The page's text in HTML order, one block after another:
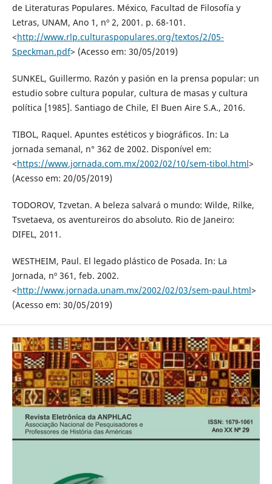
de Literaturas Populares. México, Facultad de Filosofía y
Letras, UNAM, Ano 1, nº 2, 2001. p. 68-101.
<http://www.rlp.culturaspopulares.org/textos/2/05-
Speckman.pdf> (Acesso em: 30/05/2019)
SUNKEL, Guillermo. Razón y pasión en la prensa popular: un
estudio sobre cultura popular, cultura de masas y cultura
política [1985]. Santiago de Chile, El Buen Aire S.A., 2016.
TIBOL, Raquel. Apuntes estéticos y biográficos. In: La
jornada semanal, n° 362 de 2002. Disponível em:
<https://www.jornada.com.mx/2002/02/10/sem-tibol.html>
(Acesso em: 20/05/2019)
TODOROV, Tzvetan. A beleza salvará o mundo: Wilde, Rilke,
Tsvetaeva, os aventureiros do absoluto. Rio de Janeiro:
DIFEL, 2011.
WESTHEIM, Paul. El legado plástico de Posada. In: La
Jornada, nº 361, feb. 2002.
<http://www.jornada.unam.mx/2002/02/03/sem-paul.html>
(Acesso em: 30/05/2019)